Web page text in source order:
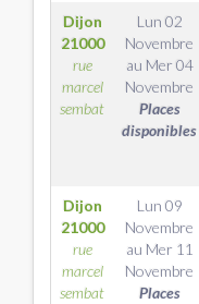
Dijon
21000
rue
marcel
sembat
Lun 02
Novembre
au Mer 04
Novembre
Places
disponibles
Dijon
21000
rue
marcel
sembat
Lun 09
Novembre
au Mer 11
Novembre
Places